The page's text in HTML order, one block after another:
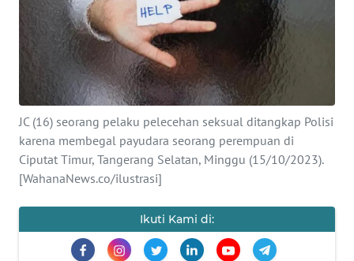
JC (16) seorang pelaku pelecehan seksual ditangkap Polisi
karena membegal payudara seorang perempuan di
Ciputat Timur, Tangerang Selatan, Minggu (15/10/2023).
[WahanaNews.co/ilustrasi]
Ikuti Kami di:
KESEHATAN
INTERNASIONAL
SERBA-SERBI
PENDIDIKAN